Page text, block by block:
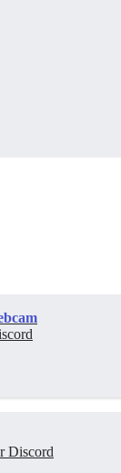
Discord